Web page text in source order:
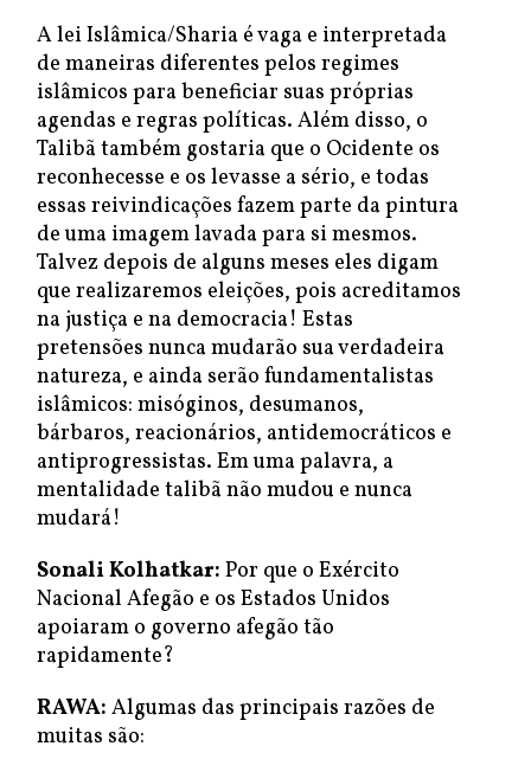
A lei Islâmica/Sharia é vaga e interpretada
de maneiras diferentes pelos regimes
islâmicos para beneficiar suas próprias
agendas e regras políticas. Além disso, o
Talibã também gostaria que o Ocidente os
reconhecesse e os levasse a sério, e todas
essas reivindicações fazem parte da pintura
de uma imagem lavada para si mesmos.
Talvez depois de alguns meses eles digam
que realizaremos eleições, pois acreditamos
na justiça e na democracia! Estas
pretensões nunca mudarão sua verdadeira
natureza, e ainda serão fundamentalistas
islâmicos: misóginos, desumanos,
bárbaros, reacionários, antidemocráticos e
antiprogressistas. Em uma palavra, a
mentalidade talibã não mudou e nunca
mudará!
Sonali Kolhatkar: Por que o Exército
Nacional Afegão e os Estados Unidos
apoiaram o governo afegão tão
rapidamente?
RAWA: Algumas das principais razões de
muitas são: